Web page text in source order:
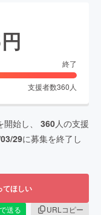
円
終了
支援者数360 人
開始し、 360人の支援
29に募集を終了し
てほしい
送る
URLコピー